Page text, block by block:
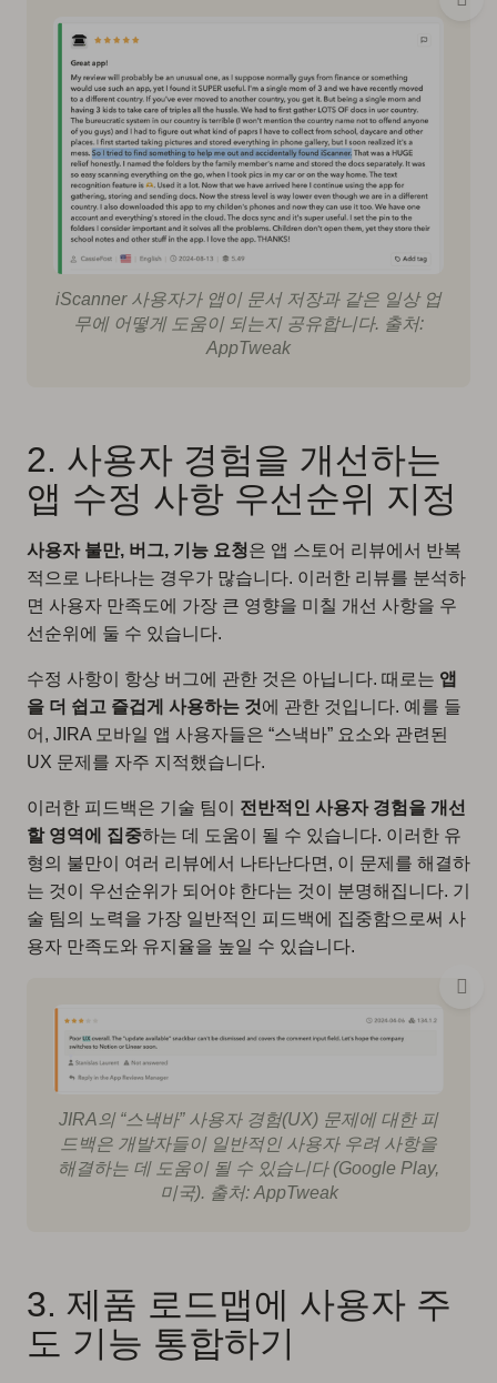
iScanner 사용자가 앱이 문서 저장과 같은 일상 업
무에 어떻게 도움이 되는지 공유합니다. 출처:
AppTweak
2. 사용자 경험을 개선하는
앱 수정 사항 우선순위 지정
사용자 불만, 버그, 기능 요청은 앱 스토어 리뷰에서 반복
적으로 나타나는 경우가 많습니다. 이러한 리뷰를 분석하
면 사용자 만족도에 가장 큰 영향을 미칠 개선 사항을 우
선순위에 둘 수 있습니다.
수정 사항이 항상 버그에 관한 것은 아닙니다. 때로는 앱
을 더 쉽고 즐겁게 사용하는 것에 관한 것입니다. 예를 들
어, JIRA 모바일 앱 사용자들은 “스낵바” 요소와 관련된
UX 문제를 자주 지적했습니다.
이러한 피드백은 기술 팀이 전반적인 사용자 경험을 개선
할 영역에 집중하는 데 도움이 될 수 있습니다. 이러한 유
형의 불만이 여러 리뷰에서 나타난다면, 이 문제를 해결하
는 것이 우선순위가 되어야 한다는 것이 분명해집니다. 기
술 팀의 노력을 가장 일반적인 피드백에 집중함으로써 사
용자 만족도와 유지율을 높일 수 있습니다.
JIRA의 “스낵바” 사용자 경험(UX) 문제에 대한 피
드백은 개발자들이 일반적인 사용자 우려 사항을
해결하는 데 도움이 될 수 있습니다 (Google Play,
미국). 출처: AppTweak
3. 제품 로드맵에 사용자 주
도 기능 통합하기